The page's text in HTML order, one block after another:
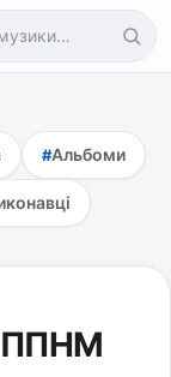
Альбоми
ППНМ